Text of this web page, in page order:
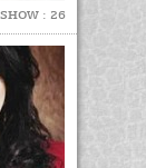
SHOW : 26